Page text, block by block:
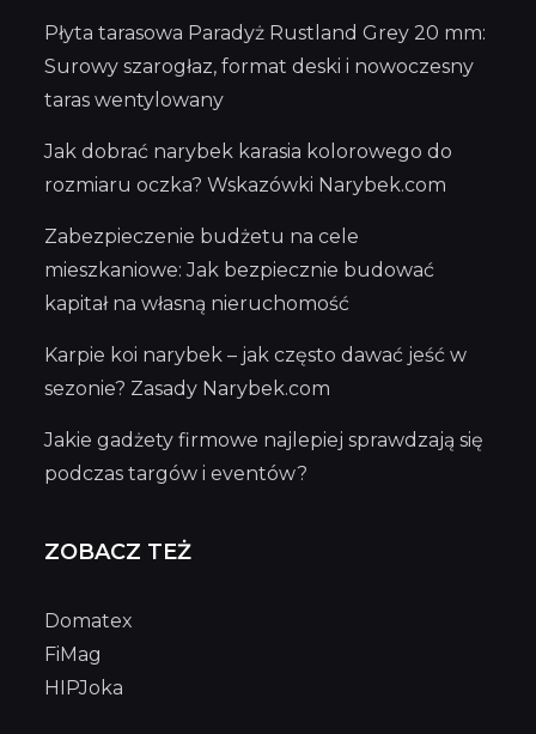
Płyta tarasowa Paradyż Rustland Grey 20 mm:
Surowy szarogłaz, format deski i nowoczesny
taras wentylowany
Jak dobrać narybek karasia kolorowego do
rozmiaru oczka? Wskazówki Narybek.com
Zabezpieczenie budżetu na cele
mieszkaniowe: Jak bezpiecznie budować
kapitał na własną nieruchomość
Karpie koi narybek – jak często dawać jeść w
sezonie? Zasady Narybek.com
Jakie gadżety firmowe najlepiej sprawdzają się
podczas targów i eventów?
ZOBACZ TEŻ
Domatex
FiMag
HIPJoka